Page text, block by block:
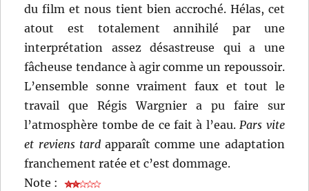
du film et nous tient bien accroché. Hélas, cet
atout est totalement annihilé par une
interprétation assez désastreuse qui a une
fâcheuse tendance à agir comme un repoussoir.
L’ensemble sonne vraiment faux et tout le
travail que Régis Wargnier a pu faire sur
l’atmosphère tombe de ce fait à l’eau.Pars vite
et reviens tardapparaît comme une adaptation
franchement ratée et c’est dommage.
Note :